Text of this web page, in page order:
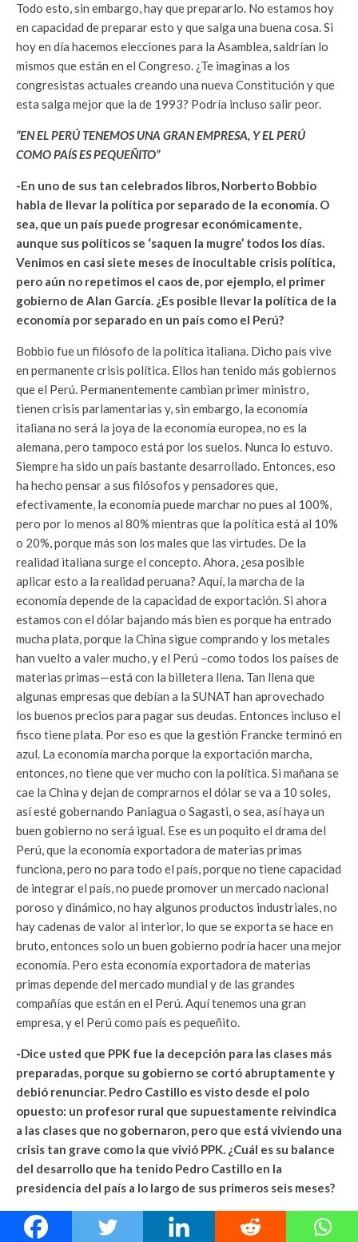
Todo esto, sin embargo, hay que prepararlo. No estamos hoy
en capacidad de preparar esto y que salga una buena cosa. Si
hoy en día hacemos elecciones para la Asamblea, saldrían lo
mismos que están en el Congreso. ¿Te imaginas a los
congresistas actuales creando una nueva Constitución y que
esta salga mejor que la de 1993? Podría incluso salir peor.
“EN EL PERÚ TENEMOS UNA GRAN EMPRESA, Y EL PERÚ
COMO PAÍS ES PEQUEÑITO”
-En uno de sus tan celebrados libros, Norberto Bobbio
habla de llevar la política por separado de la economía. O
sea, que un país puede progresar económicamente,
aunque sus políticos se ‘saquen la mugre’ todos los días.
Venimos en casi siete meses de inocultable crisis política,
pero aún no repetimos el caos de, por ejemplo, el primer
gobierno de Alan García. ¿Es posible llevar la política de la
economía por separado en un país como el Perú?
Bobbio fue un filósofo de la política italiana. Dicho país vive
en permanente crisis política. Ellos han tenido más gobiernos
que el Perú. Permanentemente cambian primer ministro,
tienen crisis parlamentarias y, sin embargo, la economía
italiana no será la joya de la economía europea, no es la
alemana, pero tampoco está por los suelos. Nunca lo estuvo.
Siempre ha sido un país bastante desarrollado. Entonces, eso
ha hecho pensar a sus filósofos y pensadores que,
efectivamente, la economía puede marchar no pues al 100%,
pero por lo menos al 80% mientras que la política está al 10%
o 20%, porque más son los males que las virtudes. De la
realidad italiana surge el concepto. Ahora, ¿esa posible
aplicar esto a la realidad peruana? Aquí, la marcha de la
economía depende de la capacidad de exportación. Si ahora
estamos con el dólar bajando más bien es porque ha entrado
mucha plata, porque la China sigue comprando y los metales
han vuelto a valer mucho, y el Perú –como todos los países de
materias primas—está con la billetera llena. Tan llena que
algunas empresas que debían a la SUNAT han aprovechado
los buenos precios para pagar sus deudas. Entonces incluso el
fisco tiene plata. Por eso es que la gestión Francke terminó en
azul. La economía marcha porque la exportación marcha,
entonces, no tiene que ver mucho con la política. Si mañana se
cae la China y dejan de comprarnos el dólar se va a 10 soles,
así esté gobernando Paniagua o Sagasti, o sea, así haya un
buen gobierno no será igual. Ese es un poquito el drama del
Perú, que la economía exportadora de materias primas
funciona, pero no para todo el país, porque no tiene capacidad
de integrar el país, no puede promover un mercado nacional
poroso y dinámico, no hay algunos productos industriales, no
hay cadenas de valor al interior, lo que se exporta se hace en
bruto, entonces solo un buen gobierno podría hacer una mejor
economía. Pero esta economía exportadora de materias
primas depende del mercado mundial y de las grandes
compañías que están en el Perú. Aquí tenemos una gran
empresa, y el Perú como país es pequeñito.
-Dice usted que PPK fue la decepción para las clases más
preparadas, porque su gobierno se cortó abruptamente y
debió renunciar. Pedro Castillo es visto desde el polo
opuesto: un profesor rural que supuestamente reivindica
a las clases que no gobernaron, pero que está viviendo una
crisis tan grave como la que vivió PPK. ¿Cuál es su balance
del desarrollo que ha tenido Pedro Castillo en la
presidencia del país a lo largo de sus primeros seis meses?
Como bien dices, Pedro Castillo es un símbolo poderoso: un
maestro rural, andino llegando a la Presidencia por primera